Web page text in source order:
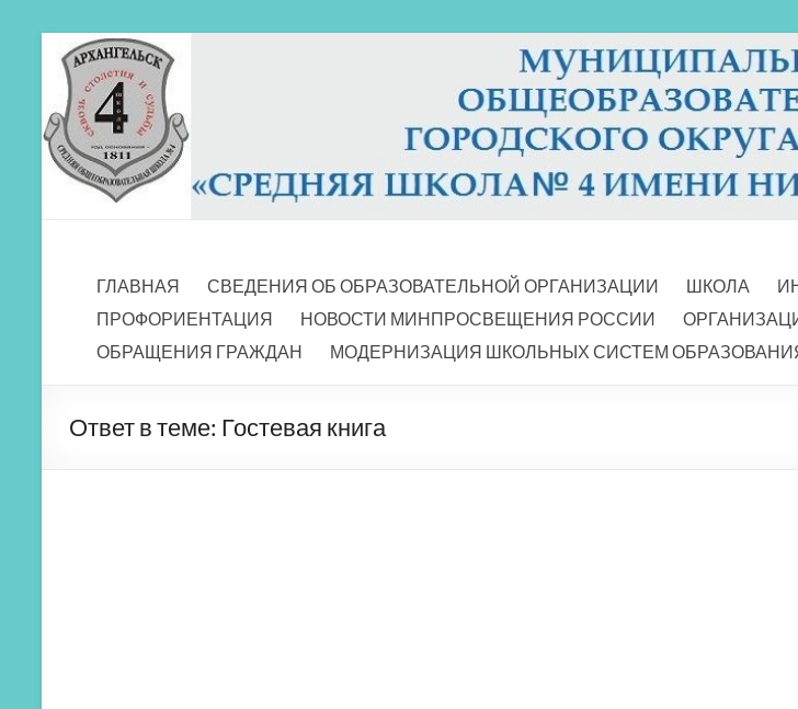
Перейти
содержимому
МБОУ СШ 4
ГЛАВНАЯ
СВЕДЕНИЯ ОБ ОБРАЗОВАТЕЛЬНОЙ ОРГАНИЗАЦИИ ШКОЛА
ПРОФОРИЕНТАЦИЯ
НОВОСТИ МИНПРОСВЕЩЕНИЯ РОССИИ
ОБРАЩЕНИЯ ГРАЖДАН
МОДЕРНИЗАЦИЯ ШКОЛЬНЫХ СИСТЕМ
Ответ в теме: Гостевая книга